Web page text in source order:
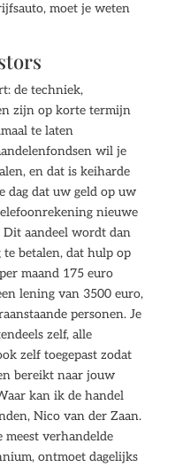
moet je weten
de techniek,
zijn op korte termijn
te laten
wil je
en dat is keiharde
dag dat uw geld op uw
nieuwe
aandeel wordt dan
betalen, dat hulp op
maand 175 euro
lening van 3500 euro,
personen. Je
zelf, alle
zelf toegepast zodat
bereikt naar jouw
kan ik de handel
Nico van der Zaan.
verhandelde
ontmoet dagelijks